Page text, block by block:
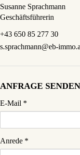
Susanne Sprachmann
Geschäftsführerin
+43 650 85 277 30
s.sprachmann@eb-
ANFRAGE SENDEN
E-Mail
Anrede